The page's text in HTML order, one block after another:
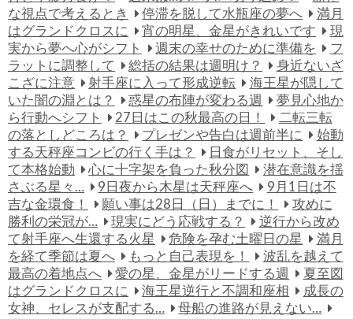
な視点で考えるとき
停滞を脱して水瓶座の夢へ
満月
はグランドクロスに
宵の明星、金星がきれいです
現
実から夢へ心がシフト
週末の幸せのために準備を
フ
ラットに調整して
総括の結果は週明け？
身近ないざ
こざに注意
射手座に入って形成逆転
海王星が隠して
いた闇の淵とは？
惑星の布陣が変わる週
夢見心地か
ら行動へシフト
27日はこの秋最高の日！
二転三転
の落としどころは？
プレゼンや告白は週前半に
始動
する天秤座コンビの行く手は？
日食がリセット、そし
て本格始動
心に十字架を負った秋分図
潜在意識を揺
さぶる星々…
9日夜から木星は天秤座へ
9月1日は不
吉な金環食！
願い事は28日（日）までに！
攻めに
勝利の栄冠が…
現実にどう応戦する？
逆行から改め
て射手座へ生還する火星
危険を孕む土曜日の星
満月
を経て季節は夏へ
もっと自己表現を！
波乱を越えて
最高の着地点へ
愛の星、金星がリードする週
夏至図
はグランドクロスに
海王星逆行と不調和座相
成長の
女神、セレスが支配する…
母船の進路が見えない…